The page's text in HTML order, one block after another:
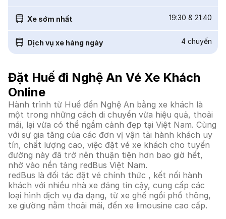
Xe sớm nhất 19:30 & 21:40
Dịch vụ xe hàng ngày 4 chuyến
Đặt Huế đi Nghệ An Vé Xe Khách
Online
Hành trình từ Huế đến Nghệ An bằng xe khách là
một trong những cách di chuyển vừa hiệu quả, thoải
mái, lại vừa có thể ngắm cảnh đẹp tại Việt Nam. Cùng
với sự gia tăng của các đơn vị vận tải hành khách uy
tín, chất lượng cao, việc đặt vé xe khách cho tuyến
đường này đã trở nên thuận tiện hơn bao giờ hết,
nhờ vào nền tảng redBus Việt Nam.
redBus là đối tác đặt vé chính thức , kết nối hành
khách với nhiều nhà xe đáng tin cậy, cung cấp các
loại hình dịch vụ đa dạng, từ xe ghế ngồi phổ thông,
xe giường nằm thoải mái, đến xe limousine cao cấp.